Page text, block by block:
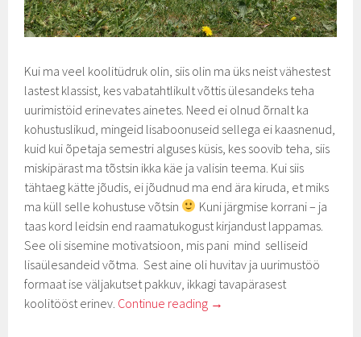
Kui ma veel koolitüdruk olin, siis olin ma üks neist vähestest
lastest klassist, kes vabatahtlikult võttis ülesandeks teha
uurimistöid erinevates ainetes. Need ei olnud õrnalt ka
kohustuslikud, mingeid lisaboonuseid sellega ei kaasnenud,
kuid kui õpetaja semestri alguses küsis, kes soovib teha, siis
miskipärast ma tõstsin ikka käe ja valisin teema. Kui siis
tähtaeg kätte jõudis, ei jõudnud ma end ära kiruda, et miks
ma küll selle kohustuse võtsin
Kuni järgmise korrani – ja
taas kord leidsin end raamatukogust kirjandust lappamas.
See oli sisemine motivatsioon, mis pani mind selliseid
lisaülesandeid võtma. Sest aine oli huvitav ja uurimustöö
formaat ise väljakutset pakkuv, ikkagi tavapärasest
koolitööst erinev. Continue reading →